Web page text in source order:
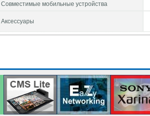
Совместимые мобильные устройства
Аксессуары